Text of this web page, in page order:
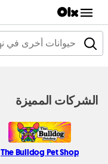
الشركات المميزة
The Bulldog Pet Shop